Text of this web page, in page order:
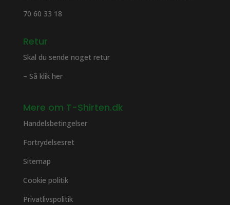
70 60 33 18
Retur
Skal du sende noget retur
– Så klik her
Mere om T-Shirten.dk
Handelsbetingelser
Fortrydelsesret
Sitemap
Cookie politik
Privatlivspolitik